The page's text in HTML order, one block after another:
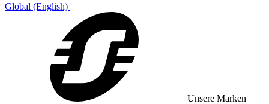
Global (English)
Unsere Marken